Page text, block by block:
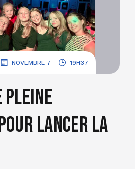
NOVEMBRE 7 19H37
pleine
lancer la